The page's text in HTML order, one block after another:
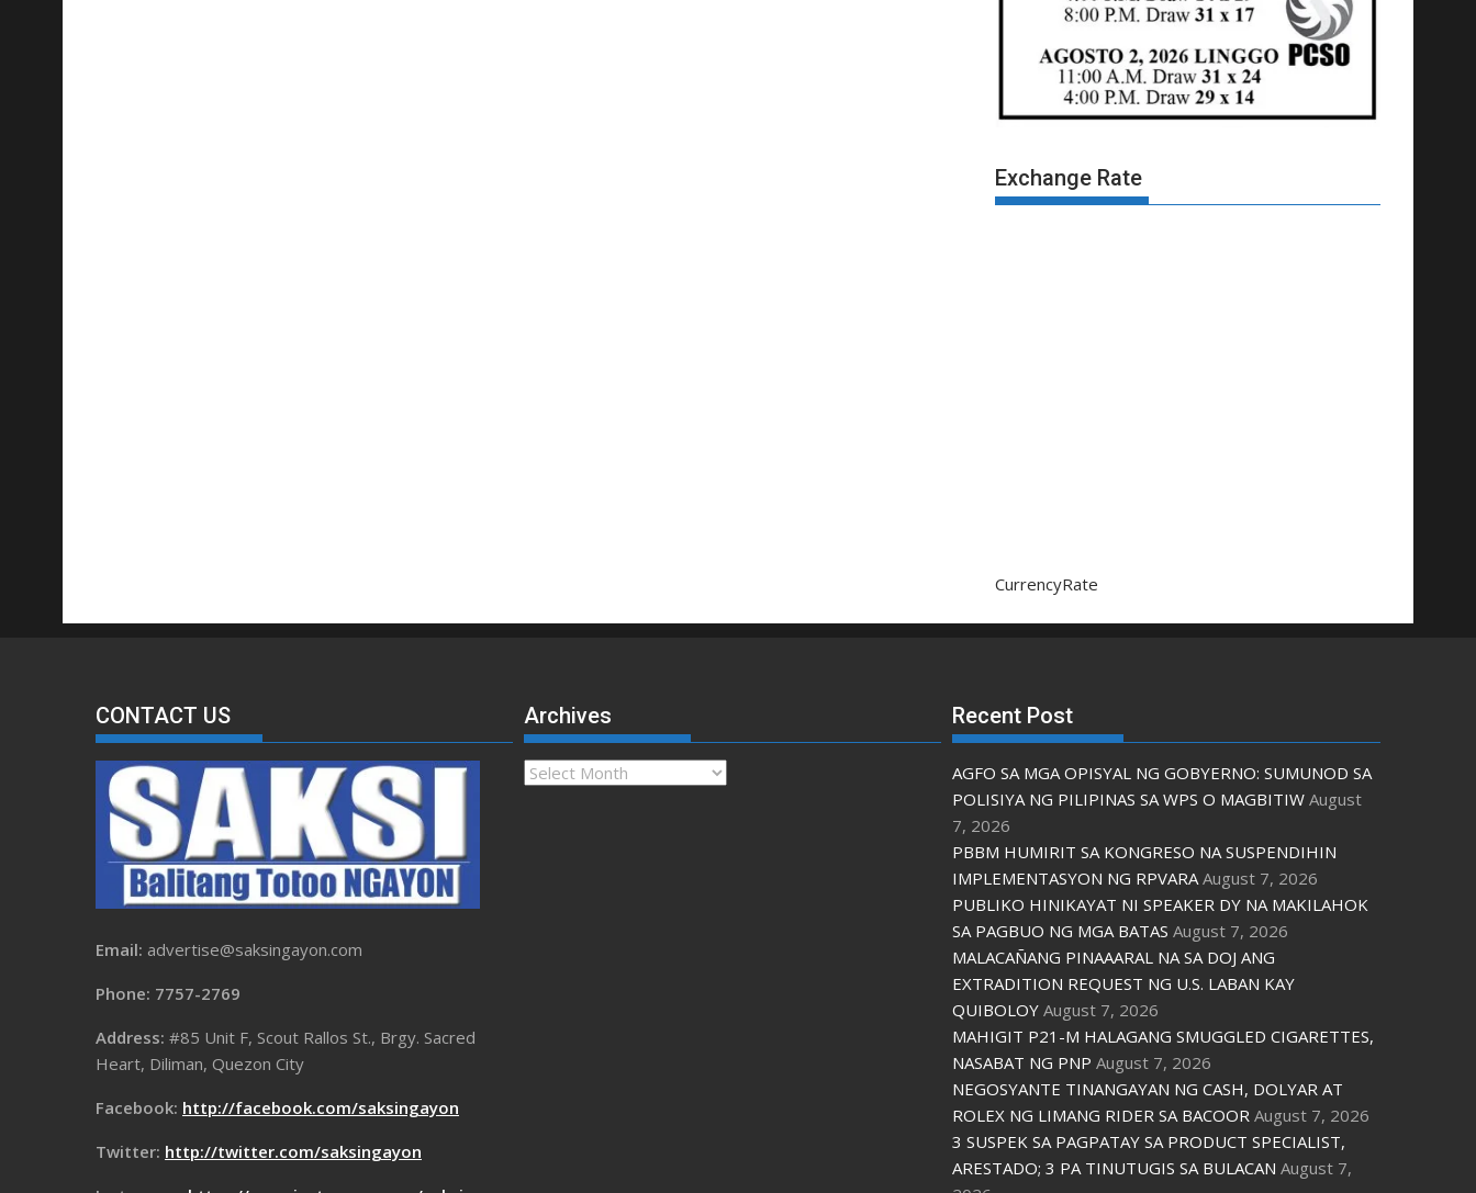
Exchange Rate
CurrencyRate
CONTACT US
Email: advertise@saksingayon.com
Phone: 7757-2769
Address: #85 Unit F, Scout Rallos St., Brgy. Sacred
Heart, Diliman, Quezon City
Facebook: http://facebook.com/saksingayon
Twitter: http://twitter.com/saksingayon
Archives
Archives
Recent Post
AGFO SA MGA OPISYAL NG GOBYERNO: SUMUNOD SA
POLISIYA NG PILIPINAS SA WPS O MAGBITIW August
7, 2026
PBBM HUMIRIT SA KONGRESO NA SUSPENDIHIN
IMPLEMENTASYON NG RPVARA August 7, 2026
PUBLIKO HINIKAYAT NI SPEAKER DY NA MAKILAHOK
SA PAGBUO NG MGA BATAS August 7, 2026
MALACAÑANG PINAAARAL NA SA DOJ ANG
EXTRADITION REQUEST NG U.S. LABAN KAY
QUIBOLOY August 7, 2026
MAHIGIT P21-M HALAGANG SMUGGLED CIGARETTES,
NASABAT NG PNP August 7, 2026
NEGOSYANTE TINANGAYAN NG CASH, DOLYAR AT
ROLEX NG LIMANG RIDER SA BACOOR August 7, 2026
3 SUSPEK SA PAGPATAY SA PRODUCT SPECIALIST,
ARESTADO; 3 PA TINUTUGIS SA BULACAN August 7,